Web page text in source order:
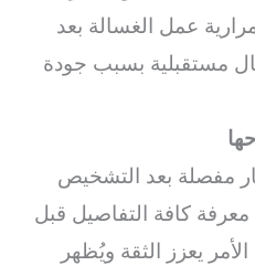
عمل الغسالة بعد
مستقبلية بسبب جودة
مفصلة بعد التشخيص
معرفة كافة التفاصيل قبل
يعزز الثقة ويُظهر